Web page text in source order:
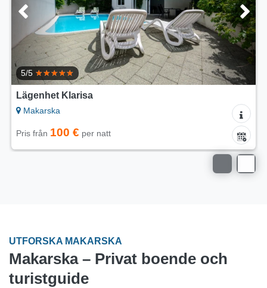
Lägenhet Gracin
Makarska
Pris från 120 € per natt
UTFORSKA MAKARSKA
Makarska – Privat boende och
turistguide